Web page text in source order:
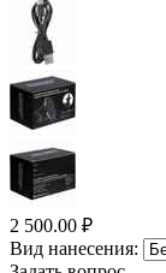
2 500.00 ₽
Вид нанесения: